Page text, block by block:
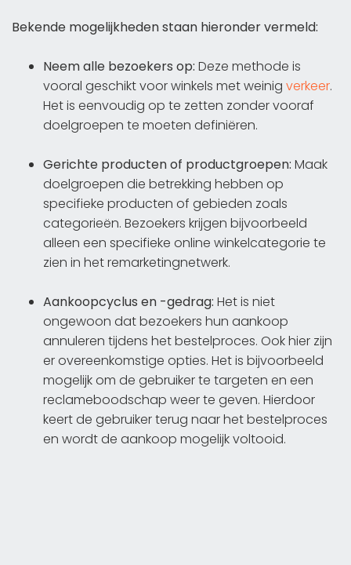
Bekende mogelijkheden staan hieronder vermeld:
Neem alle bezoekers op: Deze methode is
vooral geschikt voor winkels met weinig verkeer.
Het is eenvoudig op te zetten zonder vooraf
doelgroepen te moeten definiëren.
Gerichte producten of productgroepen: Maak
doelgroepen die betrekking hebben op
specifieke producten of gebieden zoals
categorieën. Bezoekers krijgen bijvoorbeeld
alleen een specifieke online winkelcategorie te
zien in het remarketingnetwerk.
Aankoopcyclus en -gedrag: Het is niet
ongewoon dat bezoekers hun aankoop
annuleren tijdens het bestelproces. Ook hier zijn
er overeenkomstige opties. Het is bijvoorbeeld
mogelijk om de gebruiker te targeten en een
reclameboodschap weer te geven. Hierdoor
keert de gebruiker terug naar het bestelproces
en wordt de aankoop mogelijk voltooid.